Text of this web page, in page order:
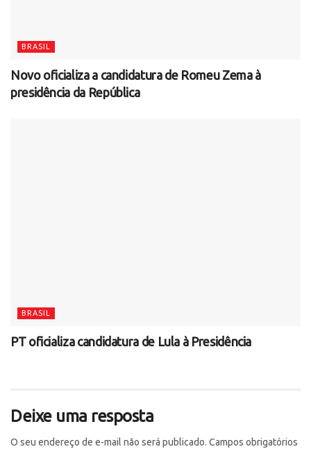
BRASIL
Novo oficializa a candidatura de Romeu Zema à
presidência da República
BRASIL
PT oficializa candidatura de Lula à Presidência
Deixe uma resposta
O seu endereço de e-mail não será publicado. Campos obrigatórios